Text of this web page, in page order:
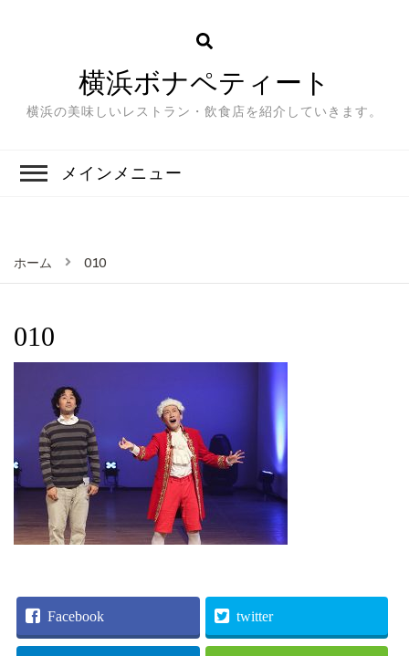
横浜ボナペティート
横浜の美味しいレストラン・飲食店を紹介していきます。
メインメニュー
ホーム 010
010
Facebook twitter